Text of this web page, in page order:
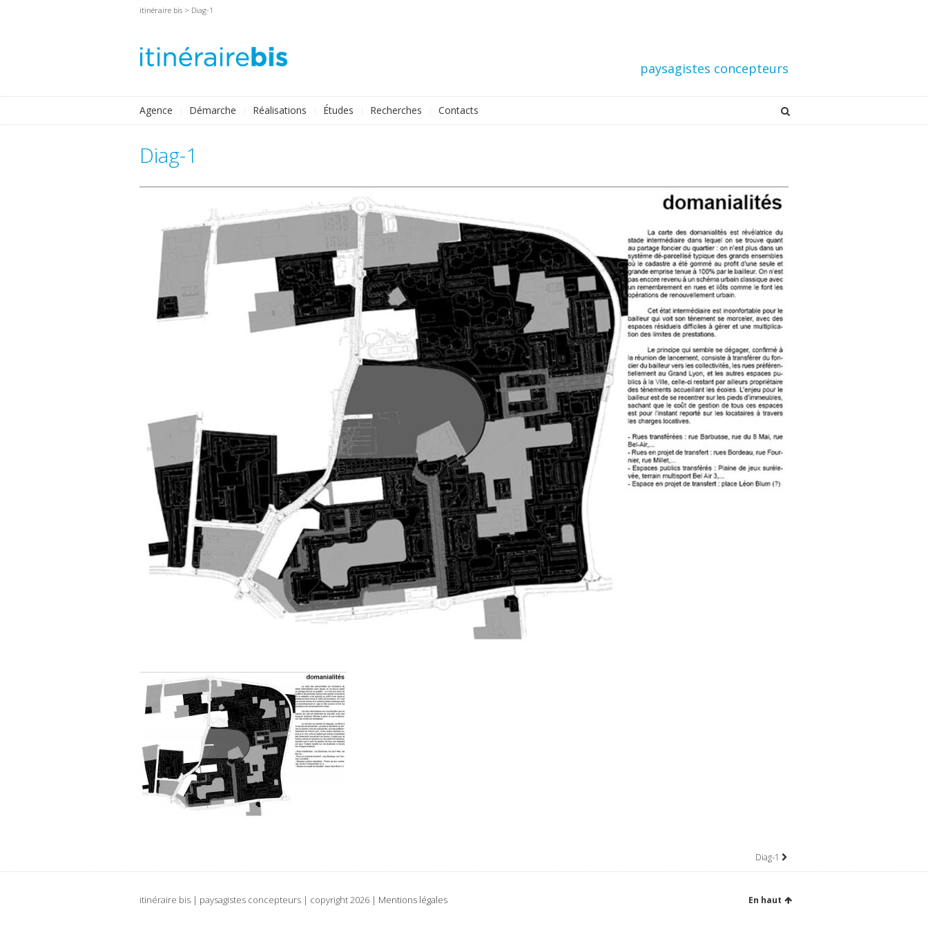
itinéraire bis > Diag-1
paysagistes concepteurs
Agence Démarche Réalisations Études Recherches Contacts
Diag-1
Diag-1
itinéraire bis | paysagistes concepteurs | copyright 2026 | Mentions légales En haut